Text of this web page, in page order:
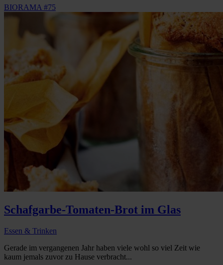
BIORAMA #75
Schafgarbe-Tomaten-Brot im Glas
Essen & Trinken
Gerade im vergangenen Jahr haben viele wohl so viel Zeit wie
kaum jemals zuvor zu Hause verbracht...